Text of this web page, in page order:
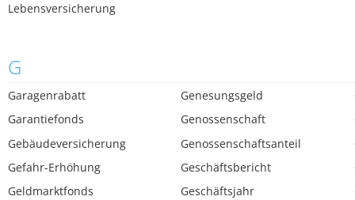
Lebensversicherung
G
Garagenrabatt
Garantiefonds
Gebäudeversicherung
Gefahr-Erhöhung
Geldmarktfonds
Genesungsgeld
Genossenschaft
Genossenschaftsanteil
Geschäftsbericht
Geschäftsjahr